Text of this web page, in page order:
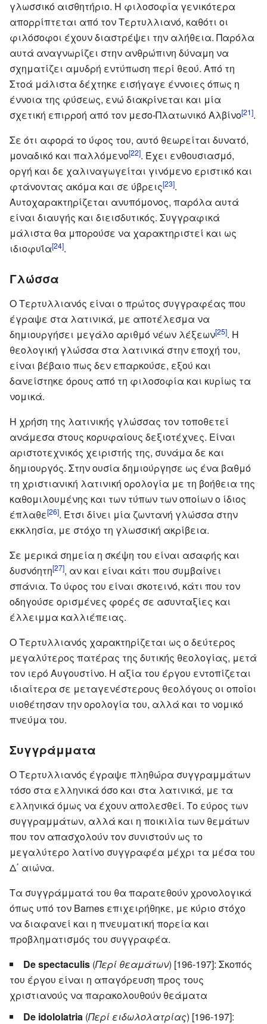
γλωσσικό αισθητήριο. Η φιλοσοφία γενικότερα
απορρίπτεται από τον Τερτυλλιανό, καθότι οι
φιλόσοφοι έχουν διαστρέψει την αλήθεια. Παρόλα
αυτά αναγνωρίζει στην ανθρώπινη δύναμη να
σχηματίζει αμυδρή εντύπωση περί θεού. Από τη
Στοά μάλιστα δέχτηκε εισήγαγε έννοιες όπως η
έννοια της φύσεως, ενώ διακρίνεται και μία
σχετική επιρροή από τον μεσο-Πλατωνικό Αλβίνο[21].
Σε ότι αφορά το ύφος του, αυτό θεωρείται δυνατό,
μοναδικό και παλλόμενο[22]. Έχει ενθουσιασμό,
οργή και δε χαλιναγωγείται γινόμενο εριστικό και
φτάνοντας ακόμα και σε ύβρεις[23].
Αυτοχαρακτηρίζεται ανυπόμονος, παρόλα αυτά
είναι διαυγής και διεισδυτικός. Συγγραφικά
μάλιστα θα μπορούσε να χαρακτηριστεί και ως
ιδιοφυΐα[24].
Γλώσσα
Ο Τερτυλλιανός είναι ο πρώτος συγγραφέας που
έγραψε στα λατινικά, με αποτέλεσμα να
δημιουργήσει μεγάλο αριθμό νέων λέξεων[25]. Η
θεολογική γλώσσα στα λατινικά στην εποχή του,
είναι βέβαιο πως δεν επαρκούσε, εξού και
δανείστηκε όρους από τη φιλοσοφία και κυρίως τα
νομικά.
Η χρήση της λατινικής γλώσσας τον τοποθετεί
ανάμεσα στους κορυφαίους δεξιοτέχνες. Είναι
αριστοτεχνικός χειριστής της, συνάμα δε και
δημιουργός. Στην ουσία δημιούργησε ως ένα βαθμό
τη χριστιανική λατινική ορολογία με τη βοήθεια της
καθομιλουμένης και των τύπων των οποίων ο ίδιος
έπλαθε[26]. Έτσι δίνει μία ζωντανή γλώσσα στην
εκκλησία, με στόχο τη γλωσσική ακρίβεια.
Σε μερικά σημεία η σκέψη του είναι ασαφής και
δυσνόητη[27], αν και είναι κάτι που συμβαίνει
σπάνια. Το ύφος του είναι σκοτεινό, κάτι που τον
οδηγούσε ορισμένες φορές σε ασυνταξίες και
έλλειμμα καλλιέπειας.
Ο Τερτυλλιανός χαρακτηρίζεται ως ο δεύτερος
μεγαλύτερος πατέρας της δυτικής θεολογίας, μετά
τον ιερό Αυγουστίνο. Η αξία του έργου εντοπίζεται
ιδιαίτερα σε μεταγενέστερους θεολόγους οι οποίοι
υιοθέτησαν την ορολογία του, αλλά και το νομικό
πνεύμα του.
Συγγράμματα
Ο Τερτυλλιανός έγραψε πληθώρα συγγραμμάτων
τόσο στα ελληνικά όσο και στα λατινικά, με τα
ελληνικά όμως να έχουν απολεσθεί. Το εύρος των
συγγραμμάτων, αλλά και η ποικιλία των θεμάτων
που τον απασχολούν τον συνιστούν ως το
μεγαλύτερο λατίνο συγγραφέα μέχρι τα μέσα του
Δ΄ αιώνα.
Τα συγγράμματά του θα παρατεθούν χρονολογικά
όπως υπό τον Barnes επιχειρήθηκε, με κύριο στόχο
να διαφανεί και η πνευματική πορεία και
προβληματισμός του συγγραφέα.
De spectaculis (Περί θεαμάτων) [196-197]: Σκοπός
του έργου είναι η απαγόρευση προς τους
χριστιανούς να παρακολουθούν θεάματα
De idololatria (Περί ειδωλολατρίας) [196-197]: